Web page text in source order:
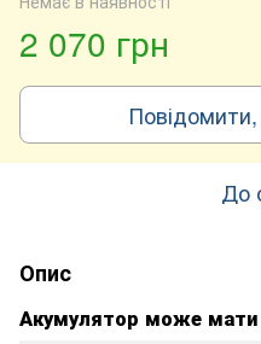
2 070 грн
До
Опис
Акумулятор може мати